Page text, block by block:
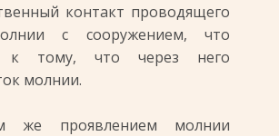
контакт проводящего
с сооружением, что
к тому, что через него
молнии.
же проявлением молнии